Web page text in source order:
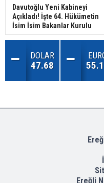
Davutoğlu Yeni Kabineyi
Açıkladı! İşte 64. Hükümetin
İsim İsim Bakanlar Kurulu
DOLAR
47.68
Ereğli